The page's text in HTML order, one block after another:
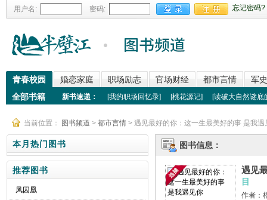
用户名: 密码: 忘记密码?
青春校园 婚恋家庭 职场励志 官场财经 都市言情
军
全部书籍
新书速递： [我的职场回忆录] [桃花源记] [读破大自然谜底
当前位置： 图书频道 > 都市言情 > 遇见最好的你：这一生最美好的事 是我遇
本月热门图书
推荐图书
凤囚凰
图书信息：
遇见
目
作者：